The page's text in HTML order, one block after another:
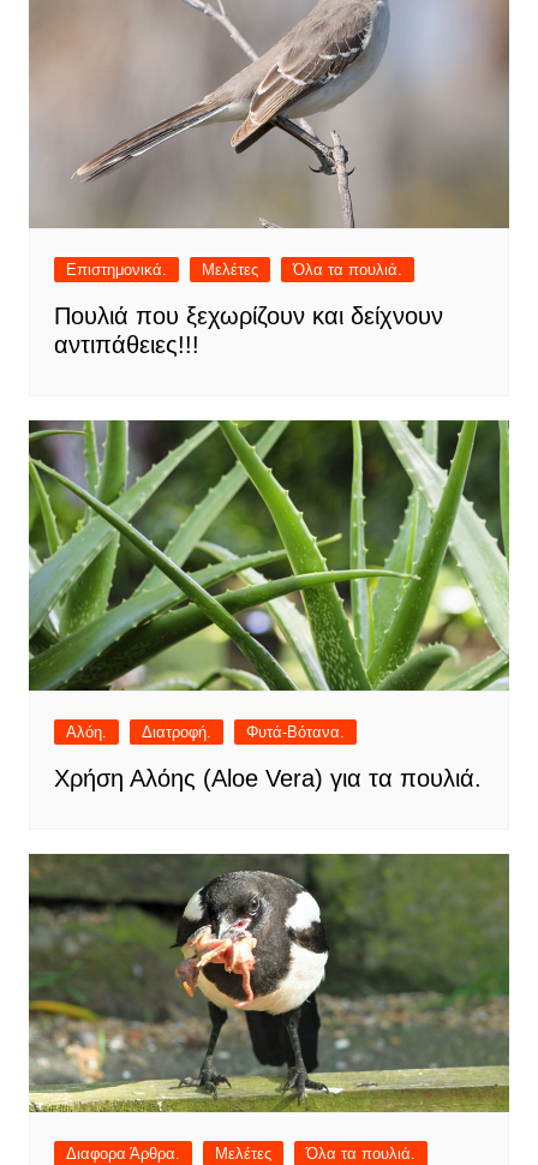
Επιστημονικά. Μελέτες Όλα τα πουλιά.
Πουλιά που ξεχωρίζουν και δείχνουν
αντιπάθειες!!!
Αλόη. Διατροφή. Φυτά-Βότανα.
Χρήση Αλόης (Aloe Vera) για τα πουλιά.
Διαφορα Άρθρα. Μελέτες Όλα τα πουλιά.